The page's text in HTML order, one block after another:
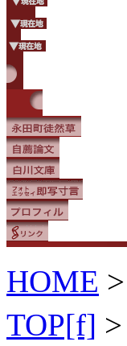
HOME >
TOP[f] >